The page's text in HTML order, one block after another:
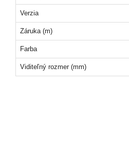
Verzia
Záruka (m)
Farba
Viditeľný rozmer (mm)